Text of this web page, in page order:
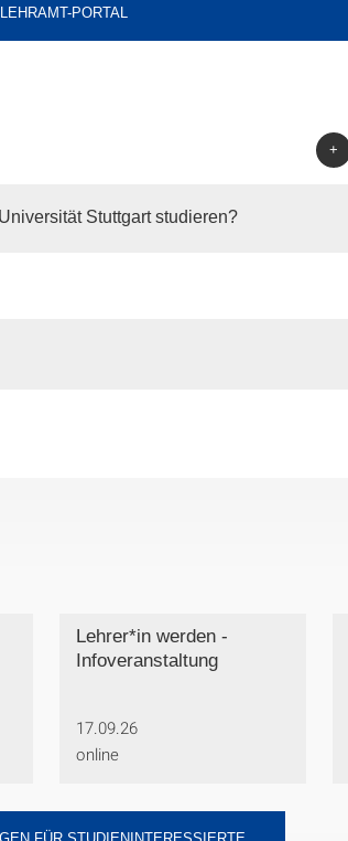
PORTAL
+
Stuttgart studieren?
Lehrer*in werden -
Infoveranstaltung
17.09.26
online